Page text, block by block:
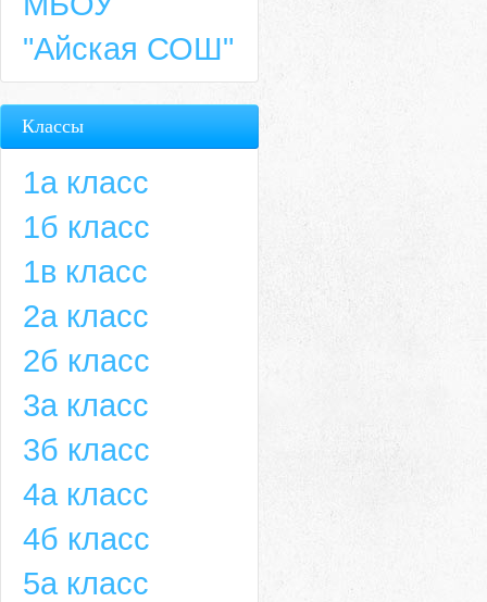
"Айская СОШ"
Классы
1а класс
1б класс
1в класс
2а класс
2б класс
3а класс
3б класс
4а класс
4б класс
5а класс